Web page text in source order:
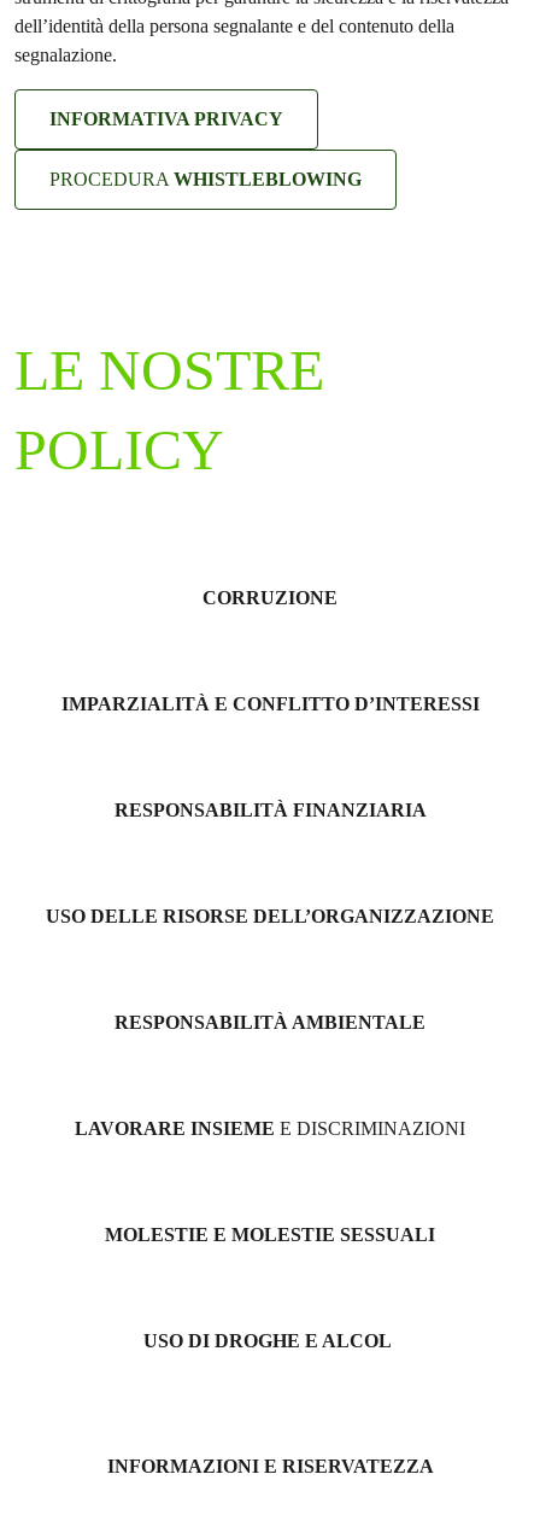
dell’identità della persona segnalante e del contenuto della
segnalazione.
INFORMATIVA PRIVACY
PROCEDURA WHISTLEBLOWING
LE NOSTRE
POLICY
CORRUZIONE
IMPARZIALITÀ E CONFLITTO D’INTERESSI
RESPONSABILITÀ FINANZIARIA
USO DELLE RISORSE DELL’ORGANIZZAZIONE
RESPONSABILITÀ AMBIENTALE
LAVORARE INSIEME E DISCRIMINAZIONI
MOLESTIE E MOLESTIE SESSUALI
USO DI DROGHE E ALCOL
INFORMAZIONI E RISERVATEZZA